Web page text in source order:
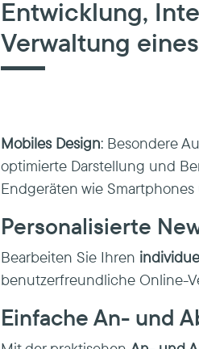
Entwicklung,
Verwaltung
Mobiles Design: Besondere
optimierte Darstellung und
Endgeräten wie
Personalisierte
Bearbeiten Sie Ihren
benutzerfreundliche Online-
Einfache An- und